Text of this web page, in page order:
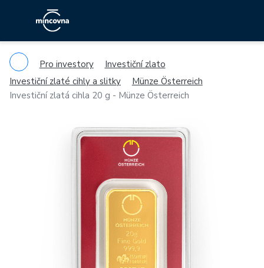
Pro investory
Investiční zlato
Investiční zlaté cihly a slitky
Münze Österreich
Investiční zlatá cihla 20 g - Münze Österreich